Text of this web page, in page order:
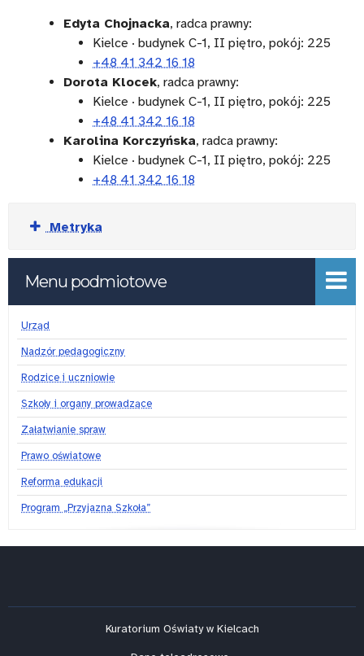
Edyta Chojnacka, radca prawny:
Kielce · budynek C-1, II piętro, pokój: 225
+48 41 342 16 18
Dorota Klocek, radca prawny:
Kielce · budynek C-1, II piętro, pokój: 225
+48 41 342 16 18
Karolina Korczyńska, radca prawny:
Kielce · budynek C-1, II piętro, pokój: 225
+48 41 342 16 18
Rozwiń
Metryka
Menu podmiotowe
Urząd
Nadzór pedagogiczny
Rodzice i uczniowie
Szkoły i organy prowadzące
Załatwianie spraw
Prawo oświatowe
Reforma edukacji
Program „Przyjazna Szkoła”
Kuratorium Oświaty w Kielcach